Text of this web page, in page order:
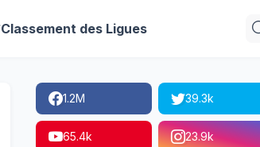
Classement des Ligues
1.2M 39.3k
65.4k 23.9k